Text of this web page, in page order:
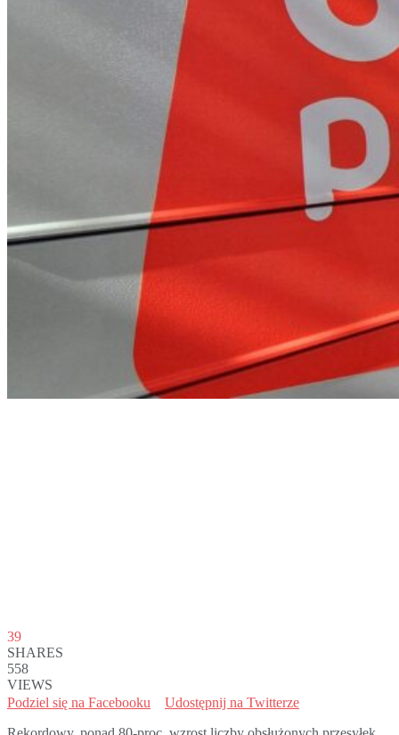
39
SHARES
558
VIEWS
Podziel się na Facebooku
Udostępnij na Twitterze